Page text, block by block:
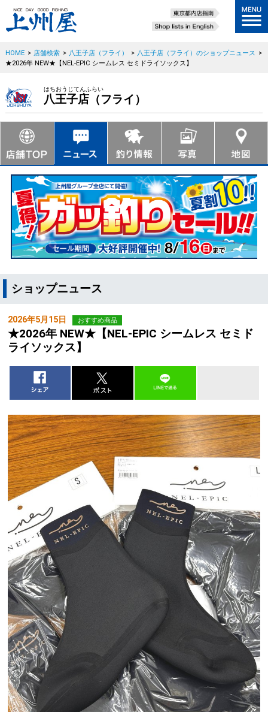
HOME > 店舗検索 > 八王子店（フライ） > 八王子店（フライ）のショップニュース >
★2026年 NEW★【NEL-EPIC シームレス セミドライソックス】
はちおうじてんふらい
八王子店（フライ）
ショップニュース
2026年5月15日 おすすめ商品
★2026年 NEW★【NEL-EPIC シームレス セミド
ライソックス】